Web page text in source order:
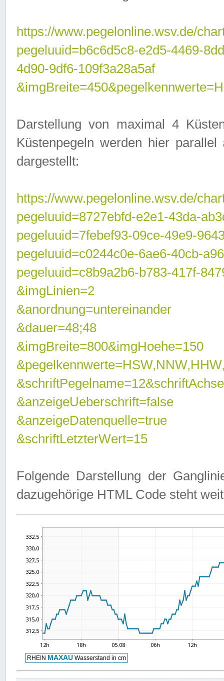
https://www.pegelonline.wsv.de/
pegeluuid=b6c6d5c8-e2d5-4469-
4d90-9df6-109f3a28a5af
Darstellung von maximal 4
Küstenpegeln werden hier parallel
dargestellt:
https://www.pegelonline.wsv.de/
pegeluuid=8727ebfd-e2e1-43da-
pegeluuid=7febef93-09ce-49e9-
pegeluuid=c0244c0e-6ae6-40cb-
pegeluuid=c8b9a2b6-b783-417f-
&imgLinien=2
&anordnung=untereinander
&dauer=48;48
&imgBreite=800&imgHoehe=150
&anzeigeUeberschrift=false
&anzeigeDatenquelle=true
&schriftLetzterWert=15
Folgende Darstellung der
dazugehörige HTML Code steht